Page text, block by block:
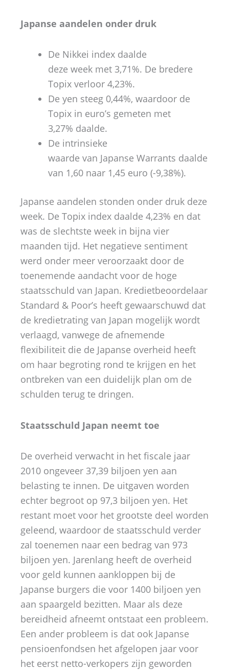
Japanse aandelen onder druk
De Nikkei index daalde
deze week met 3,71%. De bredere
Topix verloor 4,23%.
De yen steeg 0,44%, waardoor de
Topix in euro’s gemeten met
3,27% daalde.
De intrinsieke
waarde van Japanse Warrants daalde
van 1,60 naar 1,45 euro (-9,38%).
Japanse aandelen stonden onder druk deze
week. De Topix index daalde 4,23% en dat
was de slechtste week in bijna vier
maanden tijd. Het negatieve sentiment
werd onder meer veroorzaakt door de
toenemende aandacht voor de hoge
staatsschuld van Japan. Kredietbeoordelaar
Standard & Poor’s heeft gewaarschuwd dat
de kredietrating van Japan mogelijk wordt
verlaagd, vanwege de afnemende
flexibiliteit die de Japanse overheid heeft
om haar begroting rond te krijgen en het
ontbreken van een duidelijk plan om de
schulden terug te dringen.
Staatsschuld Japan neemt toe
De overheid verwacht in het fiscale jaar
2010 ongeveer 37,39 biljoen yen aan
belasting te innen. De uitgaven worden
echter begroot op 97,3 biljoen yen. Het
restant moet voor het grootste deel worden
geleend, waardoor de staatsschuld verder
zal toenemen naar een bedrag van 973
biljoen yen. Jarenlang heeft de overheid
voor geld kunnen aankloppen bij de
Japanse burgers die voor 1400 biljoen yen
aan spaargeld bezitten. Maar als deze
bereidheid afneemt ontstaat een probleem.
Een ander probleem is dat ook Japanse
pensioenfondsen het afgelopen jaar voor
het eerst netto-verkopers zijn geworden